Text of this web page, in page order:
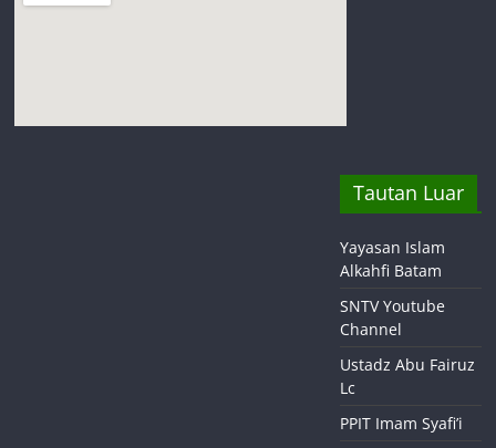
Tautan Luar
Yayasan Islam
Alkahfi Batam
SNTV Youtube
Channel
Ustadz Abu Fairuz
Lc
PPIT Imam Syafi’i